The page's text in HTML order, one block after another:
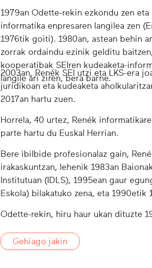
1979an Odette-rekin ezkondu zen eta
informatika enpresaren langilea zen
1976tik goiti). 1980an, astean behin
zorrak ordaindu ezinik gelditu
kooperatibak SEIren kudeaketa-
langile ari ziren, bera barne.
2003an, Renék SEI utzi eta LKS-era
juridikoan eta kudeaketa
2017an hartu zuen.
Horrela, 40 urtez, Renék
parte hartu du Euskal Herrian.
Bere ibilbide profesionalaz gain,
irakaskuntzan, lehenik 1983an
Institutuan (IDLS), 1995ean gaur
Eskola) bilakatuko zena, eta
Odette-rekin, hiru haur ukan dituzte
Gehiago jakin